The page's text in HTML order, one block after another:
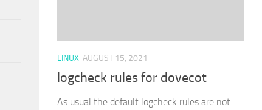
LINUX AUGUST 15, 2021
logcheck rules for dovecot
As usual the default logcheck rules are not